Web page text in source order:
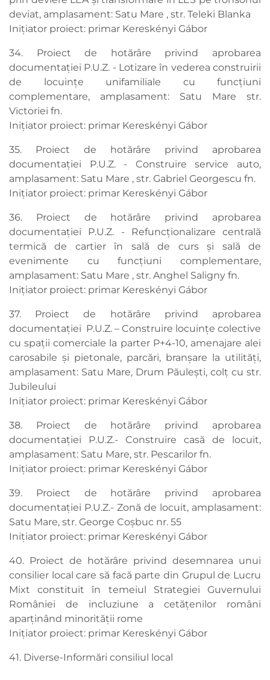
deviat, amplasament: Satu Mare , str. Teleki Blanka
Inițiator proiect: primar Kereskényi Gábor
34. Proiect de hotărâre privind aprobarea
documentației P.U.Z. - Lotizare în vederea construirii
de locuințe unifamiliale cu funcțiuni
complementare, amplasament: Satu Mare str.
Victoriei fn.
Inițiator proiect: primar Kereskényi Gábor
35. Proiect de hotărâre privind aprobarea
documentației P.U.Z. - Construire service auto,
amplasament: Satu Mare , str. Gabriel Georgescu fn.
Inițiator proiect: primar Kereskényi Gábor
36. Proiect de hotărâre privind aprobarea
documentației P.U.Z. - Refuncționalizare centrală
termică de cartier în sală de curs și sală de
evenimente cu funcțiuni complementare,
amplasament: Satu Mare , str. Anghel Saligny fn.
Inițiator proiect: primar Kereskényi Gábor
37. Proiect de hotărâre privind aprobarea
documentației P.U.Z. – Construire locuințe colective
cu spații comerciale la parter P+4-10, amenajare alei
carosabile și pietonale, parcări, branșare la utilități,
amplasament: Satu Mare, Drum Păulești, colț cu str.
Jubileului
Inițiator proiect: primar Kereskényi Gábor
38. Proiect de hotărâre privind aprobarea
documentației P.U.Z.- Construire casă de locuit,
amplasament: Satu Mare, str. Pescarilor fn.
Inițiator proiect: primar Kereskényi Gábor
39. Proiect de hotărâre privind aprobarea
documentației P.U.Z.- Zonă de locuit, amplasament:
Satu Mare, str. George Coșbuc nr. 55
Inițiator proiect: primar Kereskényi Gábor
40. Proiect de hotărâre privind desemnarea unui
consilier local care să facă parte din Grupul de Lucru
Mixt constituit în temeiul Strategiei Guvernului
României de incluziune a cetățenilor români
aparținând minorității rome
Inițiator proiect: primar Kereskényi Gábor
41. Diverse-Informări consiliul local